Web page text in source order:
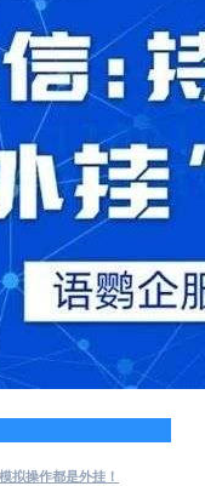
拟操作都是外挂！